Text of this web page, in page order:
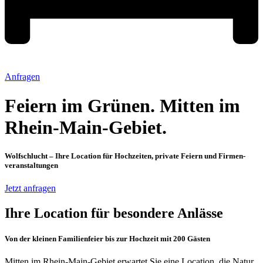
Anfragen
Feiern im Grünen. Mitten im
Rhein-Main-Gebiet.
Wolfschlucht – Ihre Location für Hochzeiten, private Feiern und Firmen­
veranstaltungen
Jetzt anfragen
Ihre Location für besondere Anlässe
Von der kleinen Familienfeier bis zur Hochzeit mit 200 Gästen